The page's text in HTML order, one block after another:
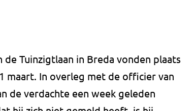
Tuinzigtlaan in Breda vonden plaats
maart. In overleg met de officier van
de verdachte een week geleden